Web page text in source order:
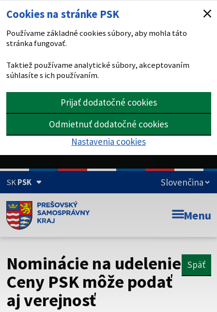
Cookies na stránke PSK
Používame základné cookies súbory, aby mohla táto
stránka fungovať.
Taktiež používame analytické súbory, akceptovaním
súhlasíte s ich používaním.
Prijať dodatočné cookies
Odmietnuť dodatočné cookies
Nastavenia cookies
SKPSK
Doména psk.sk je oficiálna
Toto je oficiálna webová stránka Prešovského
Táto stránka je zabezpečená
Buďte pozorní a vždy sa uistite, že zdieľate informácie iba
cez zabezpečenú webovú stránku. Zabezpečená stránka
Menu
Nominácie na udelenie
Ceny PSK môže podať
aj verejnosť
Späť